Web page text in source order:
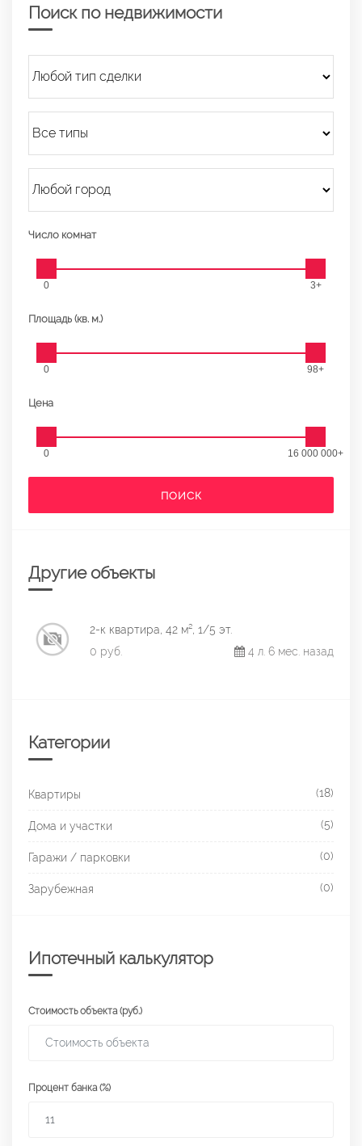
Поиск по недвижимости
Число комнат
0 3+
Площадь (кв. м.)
0 98+
Цена
0 16 000 000+
ПОИСК
Другие объекты
2-к квартира, 42 м², 1/5 эт.
0 руб.
4 л. 6 мес. назад
Категории
Квартиры (18)
Дома и участки (5)
Гаражи / парковки (0)
Зарубежная (0)
Ипотечный калькулятор
Стоимость объекта (руб.)
Процент банка (%)